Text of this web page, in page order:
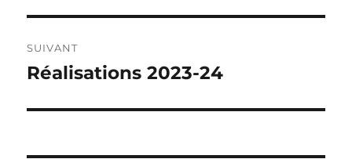
SUIVANT
Publication
Réalisations 2023-24